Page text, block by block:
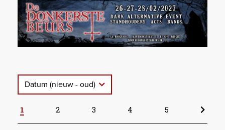
Datum (nieuw - oud)
1 2 3 4 5